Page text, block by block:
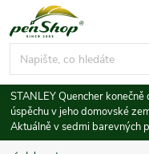
na
obsah
STANLEY Quencher
úspěchu v jeho domovské
Aktuálně v sedmi barevných